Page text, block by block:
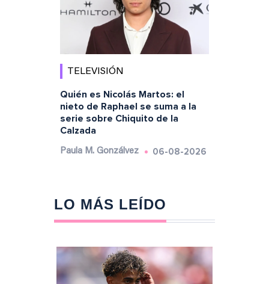
TELEVISIÓN
Quién es Nicolás Martos: el
nieto de Raphael se suma a la
serie sobre Chiquito de la
Calzada
Paula M. Gonzálvez 06-08-2026
LO MÁS LEÍDO